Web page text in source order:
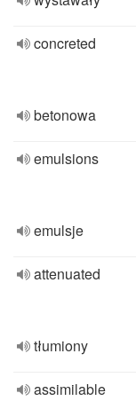
concreted
betonowa
emulsions
emulsje
attenuated
tłumiony
assimilable